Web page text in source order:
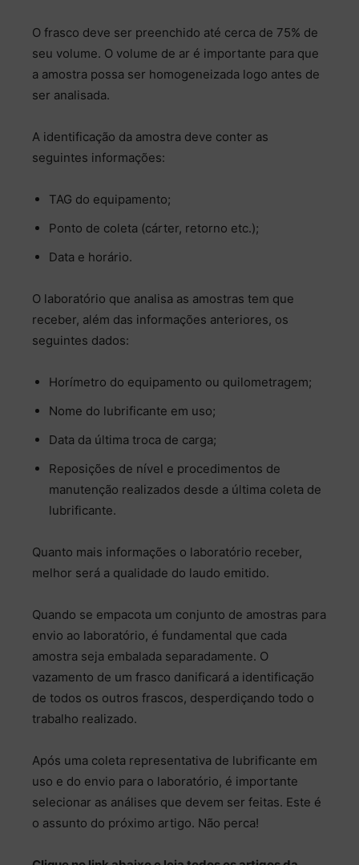
O frasco deve ser preenchido até cerca de 75% de
seu volume. O volume de ar é importante para que
a amostra possa ser homogeneizada logo antes de
ser analisada.
A identificação da amostra deve conter as
seguintes informações:
TAG do equipamento;
Ponto de coleta (cárter, retorno etc.);
Data e horário.
O laboratório que analisa as amostras tem que
receber, além das informações anteriores, os
seguintes dados:
Horímetro do equipamento ou quilometragem;
Nome do lubrificante em uso;
Data da última troca de carga;
Reposições de nível e procedimentos de
manutenção realizados desde a última coleta de
lubrificante.
Quanto mais informações o laboratório receber,
melhor será a qualidade do laudo emitido.
Quando se empacota um conjunto de amostras para
envio ao laboratório, é fundamental que cada
amostra seja embalada separadamente. O
vazamento de um frasco danificará a identificação
de todos os outros frascos, desperdiçando todo o
trabalho realizado.
Após uma coleta representativa de lubrificante em
uso e do envio para o laboratório, é importante
selecionar as análises que devem ser feitas. Este é
o assunto do próximo artigo. Não perca!